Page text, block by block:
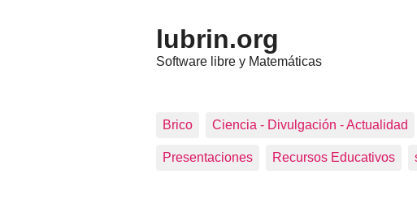
lubrin.org
Software libre y Matemáticas
Brico Ciencia - Divulgación - Actualidad
Presentaciones Recursos Educativos